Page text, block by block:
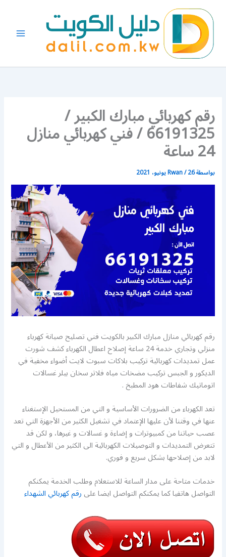
المحتوى
رقم كهربائي مبارك الكبير /
66191325 / فني كهربائي منازل
24 ساعة
بواسطة Rwan/26 يونيو، 2021
رقم كهربائي منازل مبارك الكبير بالكويت فني تصليح صيانة كهرباء
منزلي وتجاري خدمة 24 ساعة إصلاح اعطال الكهرباء كشف شورت
عمل تمديدات كهربائية تركيب بلاكات سبوت لايت أضواء مخفية في
الديكور و الجبس تركيب مضخات مياه فلاتر سخان بيلر غسالات
اتوماتيك شفاطات هود المطبخ .
تعد الكهرباء من الضرورات الأساسية و التي من المستحيل الإستغناء
عنها في وقتنا لأن عليها الإعتماد في تشغيل الكثير من الأجهزة التي تعد
عصب حياتنا من كمبيوترات و إضاءة و غسالات و غيرها، و لكن قد
تتعرض التمديدات و التوصيلات الكهربائية الى الكثير من الأعطال و التي
لابد من إصلاحها بشكل سريع و فوري.
خدمات متاحة على مدار الساعة للاستعلام وطلب الخدمة يمكنكم
التواصل هاتفيا كما يمكنكم التواصل ايضا علىرقم كهربائي الشهداء